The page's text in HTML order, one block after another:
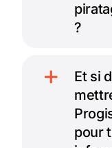
?
Et si
pour